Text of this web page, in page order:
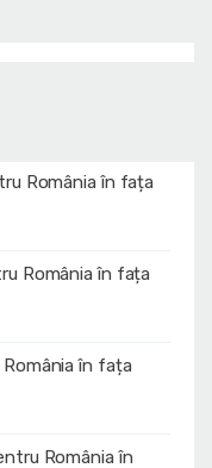
România în fața
România în fața
în fața
România în